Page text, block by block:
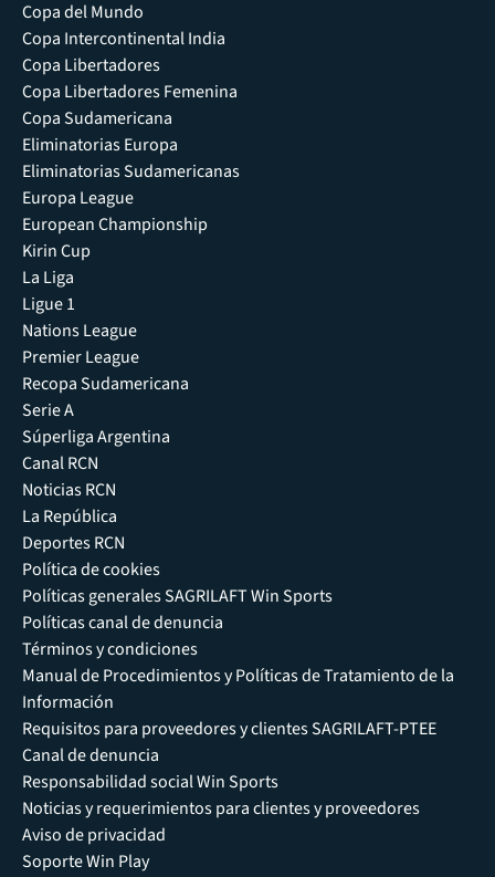
Copa del Mundo
Copa Intercontinental India
Copa Libertadores
Copa Libertadores Femenina
Copa Sudamericana
Eliminatorias Europa
Eliminatorias Sudamericanas
Europa League
European Championship
Kirin Cup
La Liga
Ligue 1
Nations League
Premier League
Recopa Sudamericana
Serie A
Súperliga Argentina
Canal RCN
Noticias RCN
La República
Deportes RCN
Política de cookies
Políticas generales SAGRILAFT Win Sports
Políticas canal de denuncia
Términos y condiciones
Manual de Procedimientos y Políticas de Tratamiento de la
Información
Requisitos para proveedores y clientes SAGRILAFT-PTEE
Canal de denuncia
Responsabilidad social Win Sports
Noticias y requerimientos para clientes y proveedores
Aviso de privacidad
Soporte Win Play